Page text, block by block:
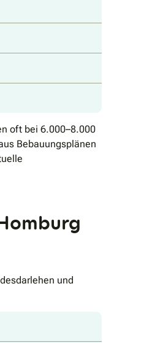
oft bei 6.000–8.000
Bebauungsplänen
und